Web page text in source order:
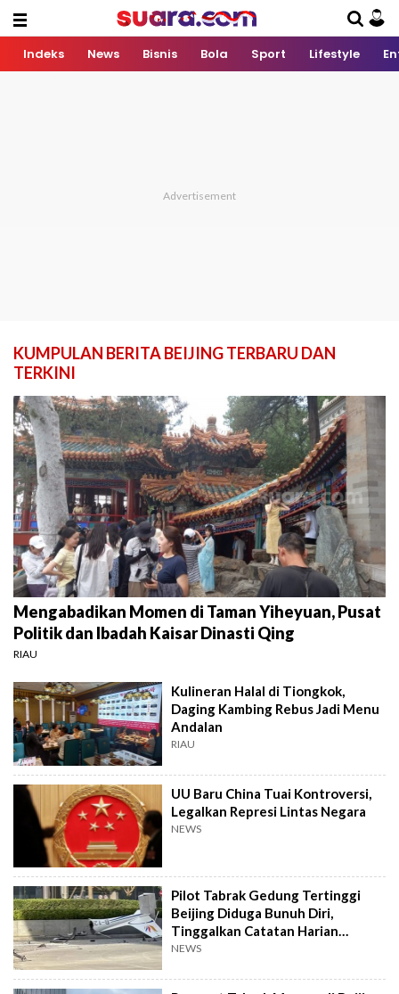
Indeks News Bisnis Bola Sport Lifestyle
KUMPULAN BERITA BEIJING TERBARU DAN
TERKINI
Mengabadikan Momen di Taman Yiheyuan, Pusat
Politik dan Ibadah Kaisar Dinasti Qing
RIAU
Kulineran Halal di Tiongkok,
Daging Kambing Rebus Jadi Menu
Andalan
RIAU
UU Baru China Tuai Kontroversi,
Legalkan Represi Lintas Negara
NEWS
Pilot Tabrak Gedung Tertinggi
Beijing Diduga Bunuh Diri,
Tinggalkan Catatan Harian
Mengejutkan
NEWS